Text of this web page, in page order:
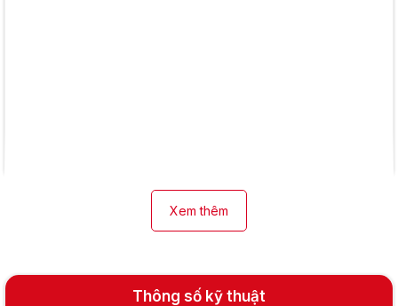
Xem thêm
Thông số kỹ thuật